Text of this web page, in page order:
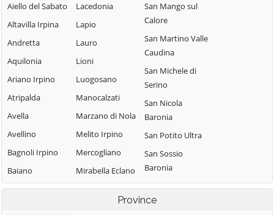
Aiello del Sabato
Altavilla Irpina
Andretta
Aquilonia
Ariano Irpino
Atripalda
Avella
Avellino
Bagnoli Irpino
Baiano
Bisaccia
Lacedonia
Lapio
Lauro
Lioni
Luogosano
Manocalzati
Marzano di Nola
Melito Irpino
Mercogliano
Mirabella Eclano
Montaguto
Montecalvo
San Mango sul
Calore
San Martino Valle
Caudina
San Michele di
Serino
San Nicola
Baronia
San Potito Ultra
San Sossio
Baronia
Sant'Andrea di
Conza
Province